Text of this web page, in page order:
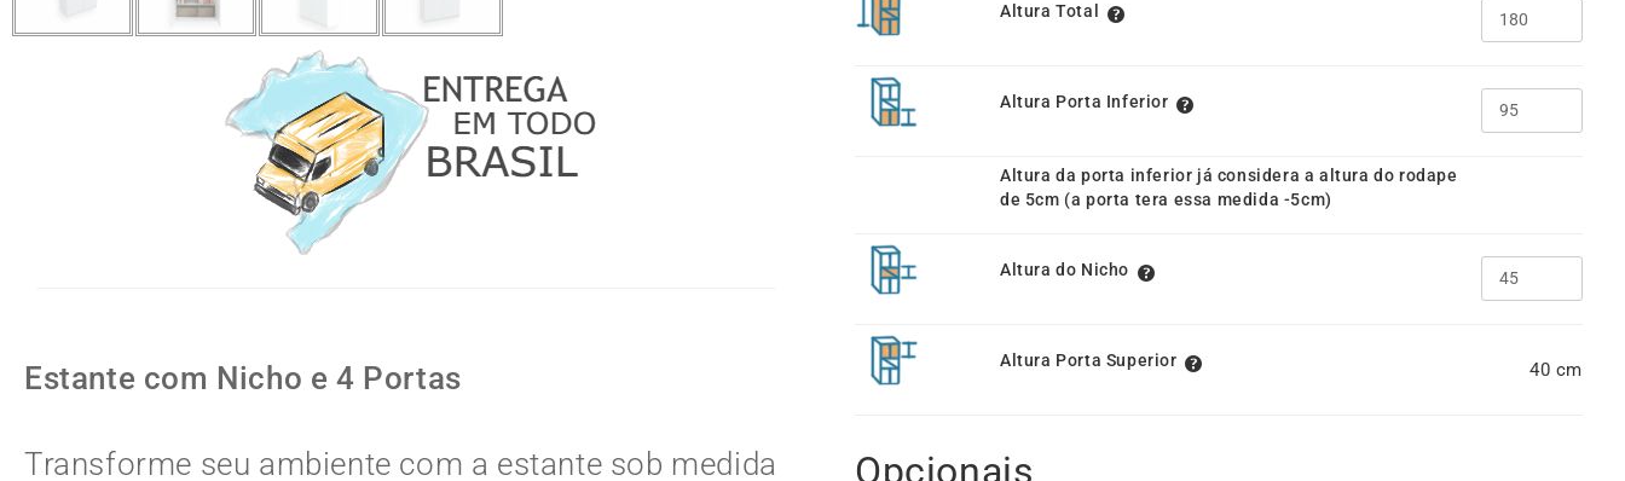
Estante com Nicho e 4 Portas
Transforme seu ambiente com a estante sob medida
Altura Total
Altura Porta Inferior
Altura da porta inferior já considera a altura do rodape
de 5cm (a porta tera essa medida -5cm)
Altura do Nicho
Altura Porta Superior 40
Opcionais